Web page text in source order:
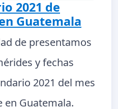
2021 de
Guatemala
de presentamos
y fechas
2021 del mes
en Guatemala.